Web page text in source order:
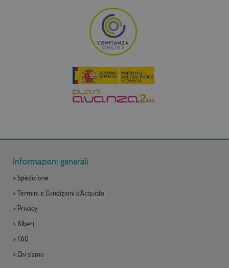
Informazioni generali
> Spedizione
> Termini e Condizioni d'Acquisto
> Privacy
> Alberi
> FAQ
> Chi siamo